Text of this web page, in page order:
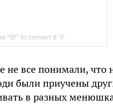
не все понимали, что
были приучены
в разных